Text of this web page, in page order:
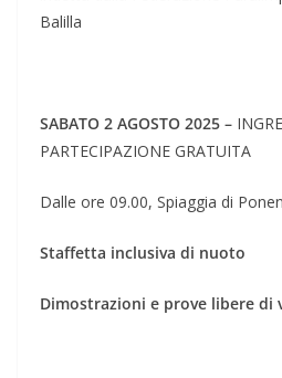
Balilla
SABATO 2 AGOSTO 2025 –
PARTECIPAZIONE GRATUITA
Dalle ore 09.00, Spiaggia di
Staffetta inclusiva di nuoto
Dimostrazioni e prove libere di